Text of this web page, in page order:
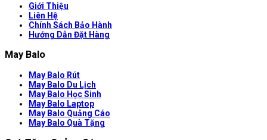
Giới Thiệu
Liên Hệ
Chính Sách Bảo Hành
Hướng Dẫn Đặt Hàng
May Balo
May Balo Rút
May Balo Du Lịch
May Balo Học Sinh
May Balo Laptop
May Balo Quảng Cáo
May Balo Quà Tặng